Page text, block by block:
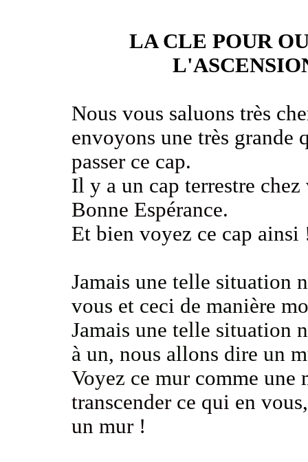
LA CLE POUR
Nous vous saluons très
envoyonsune très grande
passer ce cap.
Il y a un cap terrestre chez
Bonne Espérance.
Et bien voyez ce cap ainsi
Jamais une telle situation
vous et ceci de manière
Jamaisune telle situation
à un, nous allons dire un
Voyez ce mur comme
transcender ce qui en
un mur !